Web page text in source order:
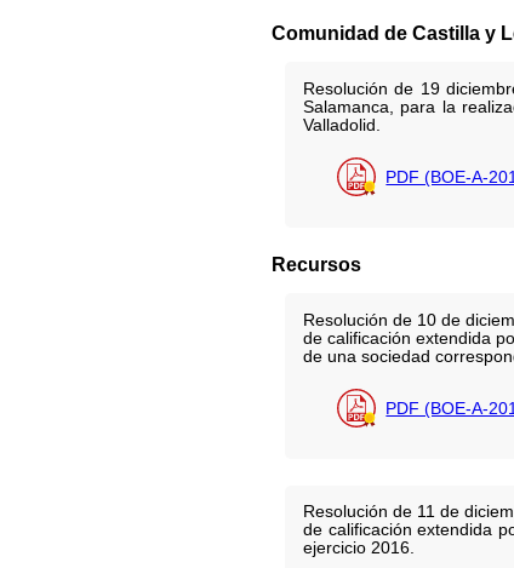
Comunidad de Castilla y
Resolución de 19
Salamanca, para la
Valladolid.
PDF (BOE-A-
Recursos
Resolución de 10 de
de calificación extendida
de una sociedad
PDF (BOE-A-
Resolución de 11 de
de calificación extendida
ejercicio 2016.